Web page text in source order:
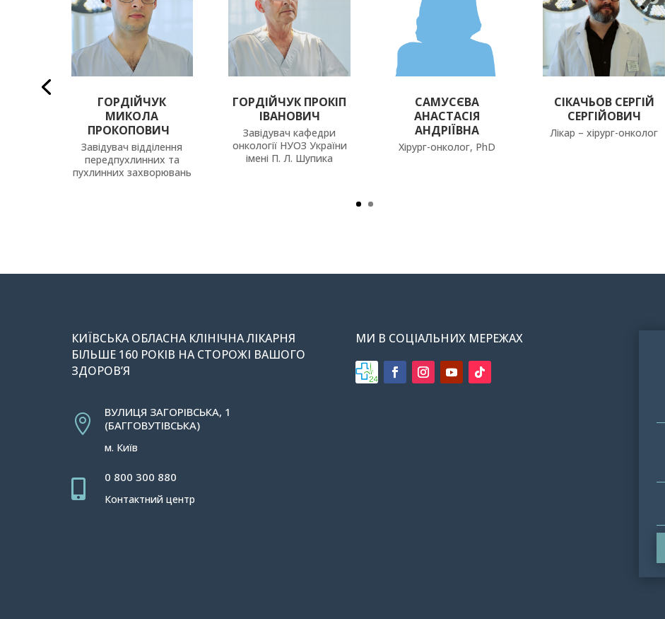
ГОРДІЙЧУК
МИКОЛА
ПРОКОПОВИЧ
Завідувач відділення
передпухлинних та
пухлинних захворювань
ГОРДІЙЧУК ПРОКІП
ІВАНОВИЧ
Завідувач кафедри
онкології НУОЗ України
імені П. Л. Шупика
САМУСЄВА
АНАСТАСІЯ
АНДРІЇВНА
Хірург-онколог, PhD
СІКАЧЬОВ СЕРГІЙ
СЕРГІЙОВИЧ
Лікар – хірург-онколог
КИЇВСЬКА ОБЛАСНА КЛІНІЧНА ЛІКАРНЯ
БІЛЬШЕ 160 РОКІВ НА СТОРОЖІ ВАШОГО
ЗДОРОВ’Я

ВУЛИЦЯ ЗАГОРІВСЬКА, 1
(БАГГОВУТІВСЬКА)
м. Київ

0 800 300 880
Контактний центр
МИ В СОЦІАЛЬНИХ МЕРЕЖАХ